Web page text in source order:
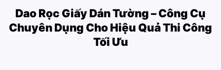
Dao Rọc Giấy Dán Tường – Công Cụ
Chuyên Dụng Cho Hiệu Quả Thi Công
Tối Ưu